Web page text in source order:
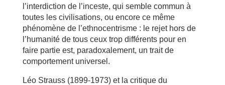
l’interdiction de l’inceste, qui semble commun à
toutes les civilisations, ou encore ce même
phénomène de l’ethnocentrisme : le rejet hors de
l’humanité de tous ceux trop différents pour en
faire partie est, paradoxalement, un trait de
comportement universel.
Léo Strauss (1899-1973) et la critique du